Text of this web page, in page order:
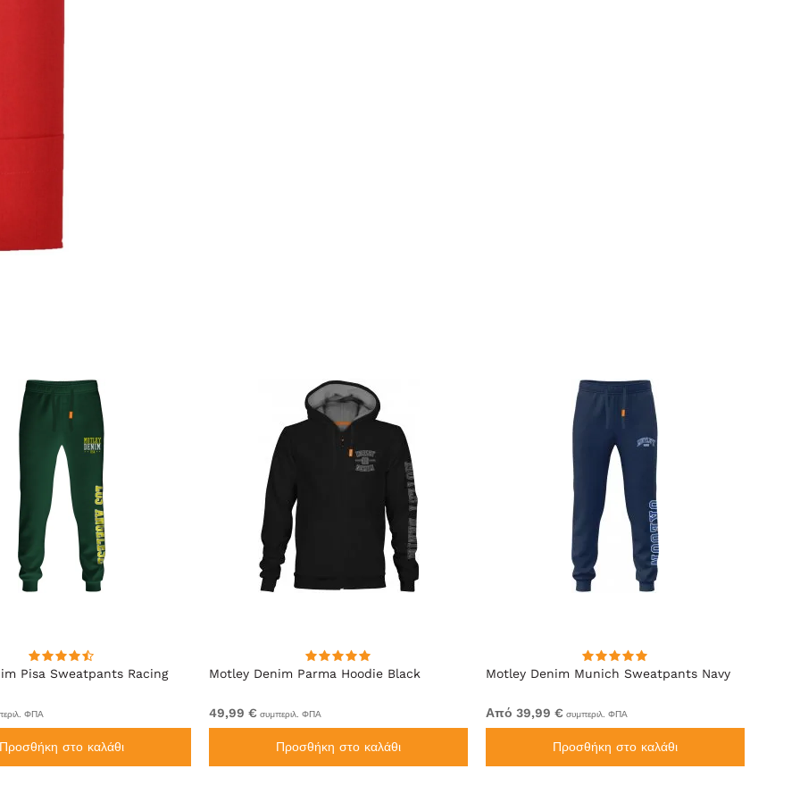
Pisa Sweatpants Racing
ΦΠΑ
Προσθήκη στο καλάθι
Motley Denim Parma Hoodie Black
49,99 € συμπεριλ. ΦΠΑ
Προσθήκη στο καλάθι
Motley Denim Munich Sweatpants Navy
Από 39,99 € συμπεριλ. ΦΠΑ
Προσθήκη στο καλάθι